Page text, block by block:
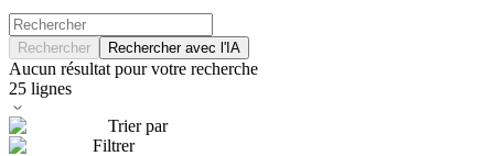
Rechercher Rechercher avec l'IA
Aucun résultat pour votre recherche
25 lignes
Trier par
Filtrer